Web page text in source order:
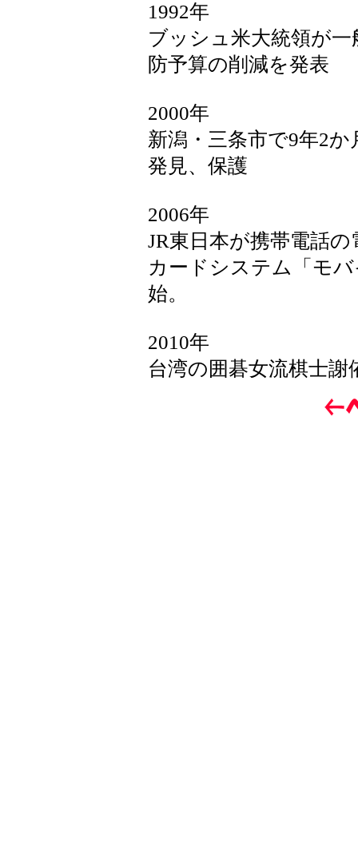
1992年
ブッシュ米大統領が
防予算の削減を発表
2000年
新潟・三条市で9年2
発見、保護
2006年
JR東日本が携帯電話
カードシステム「モ
始。
2010年
台湾の囲碁女流棋士